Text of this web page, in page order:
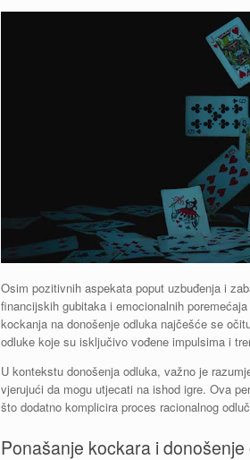
Osim pozitivnih aspekata poput uzbuđenja i
financijskih gubitaka i emocionalnih
kockanja na donošenje odluka najčešće se
odluke koje su isključivo vođene impulsima i
U kontekstu donošenja odluka, važno je
vjerujući da mogu utjecati na ishod igre. Ova
što dodatno komplicira proces racionalnog
Ponašanje kockara i